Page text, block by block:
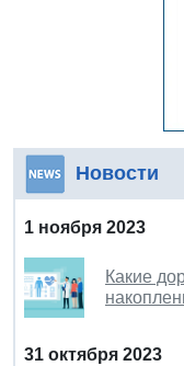
Новости
1 ноября 2023
Какие
31 октября 2023